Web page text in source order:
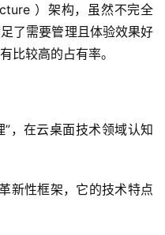
）架构，虽然不完全
了需要管理且体验效果好
比较高的占有率。
，在云桌面技术领域认知
新性框架，它的技术特点